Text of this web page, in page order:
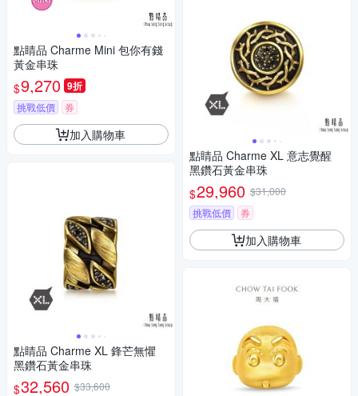
點睛品 Charme Mini 包你有錢
黃金串珠
$9,270 9折
挑戰低價 券
加入購物車
點睛品 Charme XL 鋒芒無懼
黑鑽石黃金串珠
$32,560 $33,600
點睛品 Charme XL 意志覺醒
黑鑽石黃金串珠
$29,960 $31,000
挑戰低價
券
加入購物車